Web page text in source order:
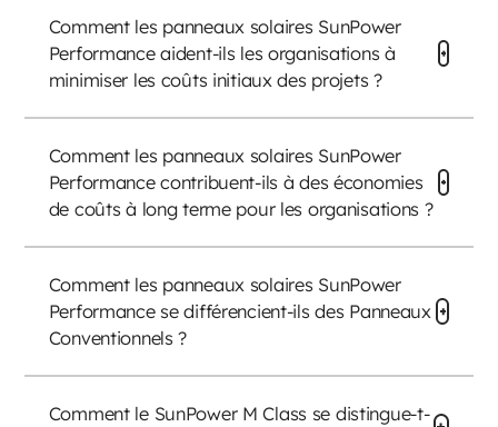
Comment les panneaux solaires SunPower
Performance aident-ils les organisations à
minimiser les coûts initiaux des projets ?
Comment les panneaux solaires SunPower
Performance contribuent-ils à des économies
de coûts à long terme pour les organisations ?
Comment les panneaux solaires SunPower
Performance se différencient-ils des Panneaux
Conventionnels ?
Comment le SunPower M Class se distingue-t-